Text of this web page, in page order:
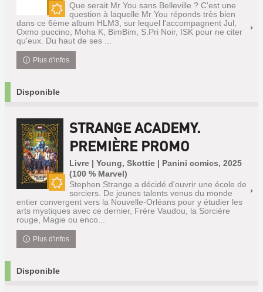
Nouveauté
Que serait Mr You sans Belleville ? C'est une
question à laquelle Mr You réponds très bien
dans ce 6ème album HLM3, sur lequel l'accompagnent Jul,
Oxmo puccino, Moha K, BimBim, S.Pri Noir, ISK pour ne citer
qu'eux. Du haut de ses ...
Plus d'infos
Disponible
STRANGE ACADEMY.
PREMIÈRE PROMO
Livre | Young, Skottie | Panini comics, 2025
(100 % Marvel)
Stephen Strange a décidé d'ouvrir une école de
sorciers. De jeunes talents venus du monde
entier convergent vers la Nouvelle-Orléans pour y étudier les
arts mystiques avec ce dernier, Frère Vaudou, la Sorcière
rouge, Magie ou enco...
Plus d'infos
Disponible